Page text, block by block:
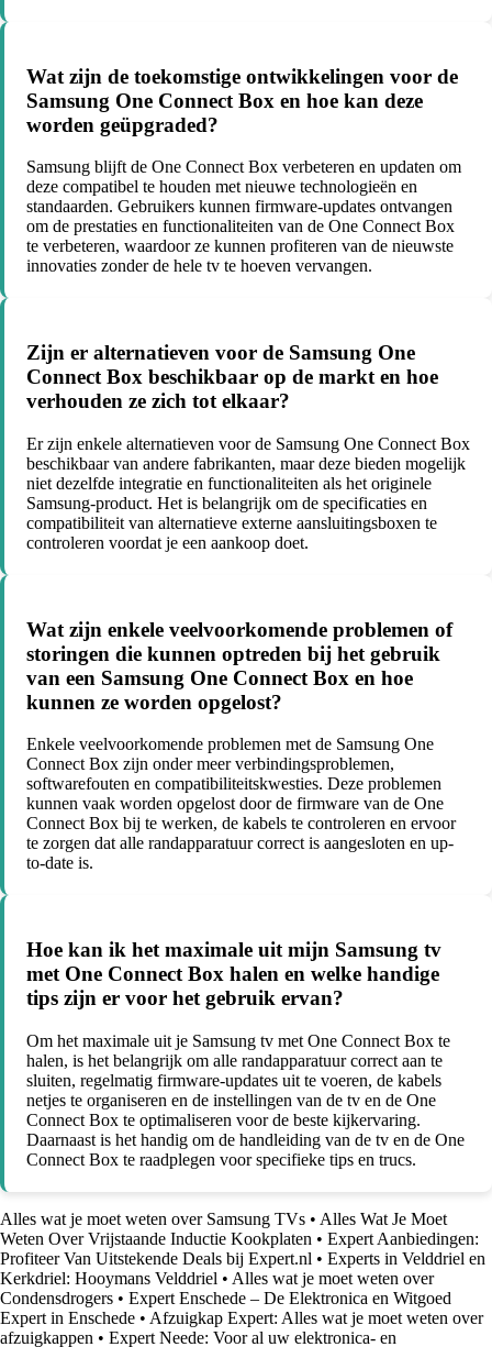
Wat zijn de toekomstige ontwikkelingen voor de
Samsung One Connect Box en hoe kan deze
worden geüpgraded?
Samsung blijft de One Connect Box verbeteren en updaten om
deze compatibel te houden met nieuwe technologieën en
standaarden. Gebruikers kunnen firmware-updates ontvangen
om de prestaties en functionaliteiten van de One Connect Box
te verbeteren, waardoor ze kunnen profiteren van de nieuwste
innovaties zonder de hele tv te hoeven vervangen.
Zijn er alternatieven voor de Samsung One
Connect Box beschikbaar op de markt en hoe
verhouden ze zich tot elkaar?
Er zijn enkele alternatieven voor de Samsung One Connect Box
beschikbaar van andere fabrikanten, maar deze bieden mogelijk
niet dezelfde integratie en functionaliteiten als het originele
Samsung-product. Het is belangrijk om de specificaties en
compatibiliteit van alternatieve externe aansluitingsboxen te
controleren voordat je een aankoop doet.
Wat zijn enkele veelvoorkomende problemen of
storingen die kunnen optreden bij het gebruik
van een Samsung One Connect Box en hoe
kunnen ze worden opgelost?
Enkele veelvoorkomende problemen met de Samsung One
Connect Box zijn onder meer verbindingsproblemen,
softwarefouten en compatibiliteitskwesties. Deze problemen
kunnen vaak worden opgelost door de firmware van de One
Connect Box bij te werken, de kabels te controleren en ervoor
te zorgen dat alle randapparatuur correct is aangesloten en up-
to-date is.
Hoe kan ik het maximale uit mijn Samsung tv
met One Connect Box halen en welke handige
tips zijn er voor het gebruik ervan?
Om het maximale uit je Samsung tv met One Connect Box te
halen, is het belangrijk om alle randapparatuur correct aan te
sluiten, regelmatig firmware-updates uit te voeren, de kabels
netjes te organiseren en de instellingen van de tv en de One
Connect Box te optimaliseren voor de beste kijkervaring.
Daarnaast is het handig om de handleiding van de tv en de One
Connect Box te raadplegen voor specifieke tips en trucs.
Alles wat je moet weten over Samsung TVs • Alles Wat Je Moet
Weten Over Vrijstaande Inductie Kookplaten • Expert Aanbiedingen:
Profiteer Van Uitstekende Deals bij Expert.nl • Experts in Velddriel en
Kerkdriel: Hooymans Velddriel • Alles wat je moet weten over
Condensdrogers • Expert Enschede – De Elektronica en Witgoed
Expert in Enschede • Afzuigkap Expert: Alles wat je moet weten over
afzuigkappen • Expert Neede: Voor al uw elektronica- en